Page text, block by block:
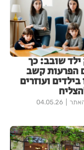
שובב: כך
הפרעות קשב
בילדים ועוזרים
04.05.26